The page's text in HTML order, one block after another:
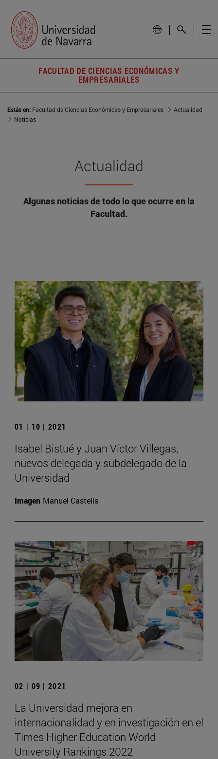
FACULTAD DE CIENCIAS ECONÓMICAS Y
EMPRESARIALES
Estás en: Facultad de Ciencias Económicas y Empresariales
Actualidad
Noticias
Actualidad
Algunas noticias de todo lo que ocurre en la
Facultad.
01 | 10 | 2021
Isabel Bistué y Juan Víctor Villegas,
nuevos delegada y subdelegado de la
Universidad
Imagen Manuel Castells
02 | 09 | 2021
La Universidad mejora en
internacionalidad y en investigación en el
Times Higher Education World
University Rankings 2022